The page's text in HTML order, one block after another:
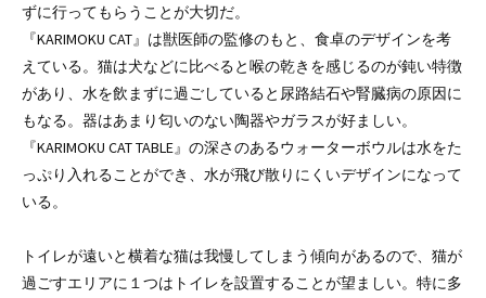
ずに行ってもらうことが大切だ。
『KARIMOKU CAT』は獣医師の監修のもと、食卓のデザインを考
えている。猫は犬などに比べると喉の乾きを感じるのが鈍い特徴
があり、水を飲まずに過ごしていると尿路結石や腎臓病の原因に
もなる。器はあまり匂いのない陶器やガラスが好ましい。
『KARIMOKU CAT TABLE』の深さのあるウォーターボウルは水をた
っぷり入れることができ、水が飛び散りにくいデザインになって
いる。
トイレが遠いと横着な猫は我慢してしまう傾向があるので、猫が
過ごすエリアに１つはトイレを設置することが望ましい。特に多